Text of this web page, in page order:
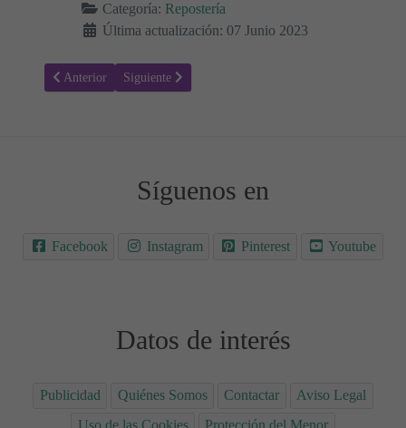
Categoría: Repostería
Última actualización: 07 Junio 2023
Artículo anterior: Cómo Preparar Melocotones en Almíbar: Una
Anterior Artículo siguiente: Compota de Manzanas 🍎🍏 -
Siguiente
Síguenos en
Facebook Instagram Pinterest Youtube
Datos de interés
Publicidad Quiénes Somos Contactar
Aviso Legal